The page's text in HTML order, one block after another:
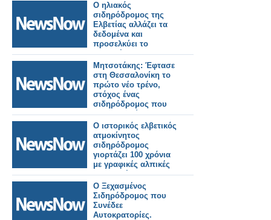
Ο ηλιακός
σιδηρόδρομος της
Ελβετίας αλλάζει τα
δεδομένα και
προσελκύει το
ενδιαφέρον της
Ιταλίας και όχι μόνο.
Μητσοτάκης: Έφτασε
στη Θεσσαλονίκη το
πρώτο νέο τρένο,
στόχος ένας
σιδηρόδρομος που
θα εμπιστεύονται οι
πολίτες.
Ο ιστορικός ελβετικός
ατμοκίνητος
σιδηρόδρομος
γιορτάζει 100 χρόνια
με γραφικές αλπικές
διαδρομές.
Ο Ξεχασμένος
Σιδηρόδρομος που
Συνέδεε
Αυτοκρατορίες.